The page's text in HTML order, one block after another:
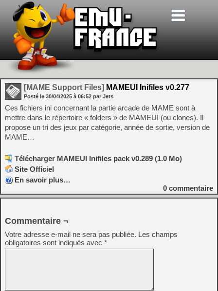
[MAME Support Files] MAMEUI Inifiles v0.277
Posté le 30/04/2025 à 06:52 par Jets
Ces fichiers ini concernant la partie arcade de MAME sont à
mettre dans le répertoire « folders » de MAMEUI (ou clones). Il
propose un tri des jeux par catégorie, année de sortie, version de
MAME…
Télécharger MAMEUI Inifiles pack v0.289 (1.0 Mo)
Site Officiel
En savoir plus…
0 commentaire
Commentaire ¬
Votre adresse e-mail ne sera pas publiée. Les champs
obligatoires sont indiqués avec *